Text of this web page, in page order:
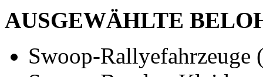
AUSGEWÄHLTE
Swoop-Rallyefahrzeuge